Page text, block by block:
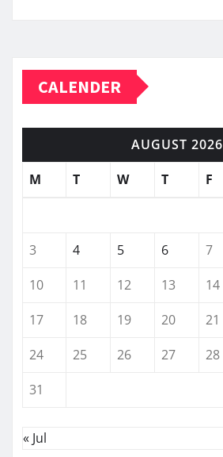
CALENDER
AUGUST 2026
M
T W T F
3
4 5 6 7
10
11 12 13 14
17
18 19 20 21
24
25 26 27 28
31
« Jul